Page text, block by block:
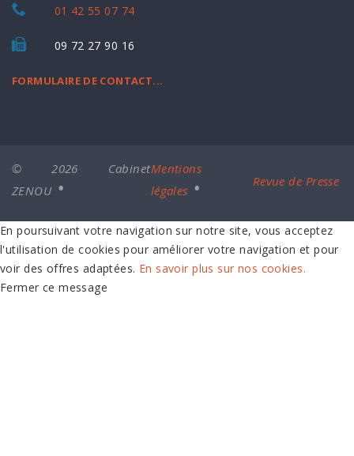
01 42 55 07 74
09 72 27 90 16
FORMULAIRE DE CONTACT...
© 2026 Cabinet
ZENOU
Mentions
légales
Revue de Presse
En poursuivant votre navigation sur notre site, vous acceptez
l'utilisation de cookies pour améliorer votre navigation et pour
voir des offres adaptées. En savoir plus sur nos cookies.
Fermer ce message